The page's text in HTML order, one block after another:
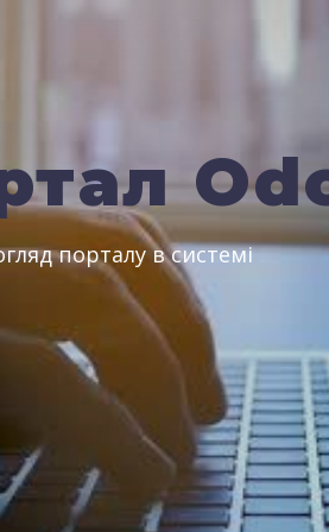
порталу в системі